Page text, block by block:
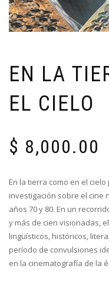
EN LA
EL CIELO
$ 8,000.00
En la tierra como en el
investigación sobre el cine
años 70 y 80. En un
y más de cien visionadas,
lingüísticos, históricos,
período de convulsiones
en la cinematografía de la